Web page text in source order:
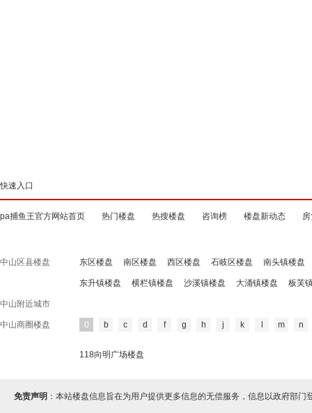
快速入口
pa捕鱼王官方网站首页 热门楼盘 热搜楼盘 咨询榜 楼盘新动态
中山区县楼盘 东区楼盘 南区楼盘 西区楼盘 石岐区楼盘 南头镇楼盘
东升镇楼盘 横栏镇楼盘 沙溪镇楼盘 大涌镇楼盘 板芙
中山附近城市
中山商圈楼盘 0 b c d f g h j k m n
118向明广场楼盘
免责声明 ：本站楼盘信息旨在为用户提供更多信息的无偿服务，信息以政府部门